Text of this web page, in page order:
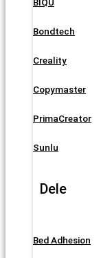
BIQU
Bondtech
Creality
Copymaster
PrimaCreator
Sunlu
Dele
Bed Adhesion